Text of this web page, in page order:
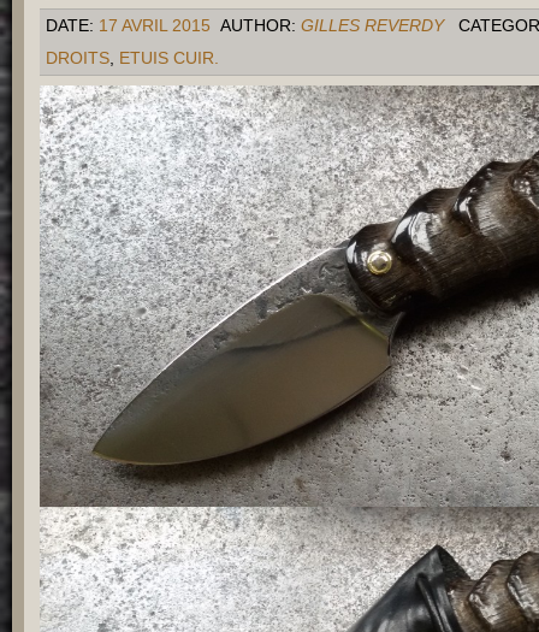
DATE: 17 AVRIL 2015 AUTHOR: GILLES REVERDY
DROITS, ETUIS CUIR.